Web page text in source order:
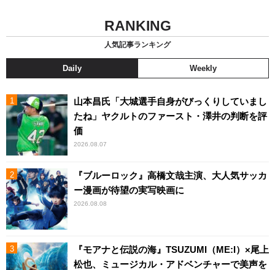
RANKING
人気記事ランキング
Daily Weekly
山本昌氏「大城選手自身がびっくりしていまし
たね」ヤクルトのファースト・澤井の判断を評
価
2026.08.07
『ブルーロック』高橋文哉主演、大人気サッカ
ー漫画が待望の実写映画に
2026.08.08
『モアナと伝説の海』TSUZUMI（ME:I）×尾上
松也、ミュージカル・アドベンチャーで美声を